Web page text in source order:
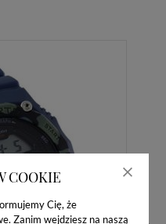
COOKIE
Cię, że
Zanim wejdziesz na naszą